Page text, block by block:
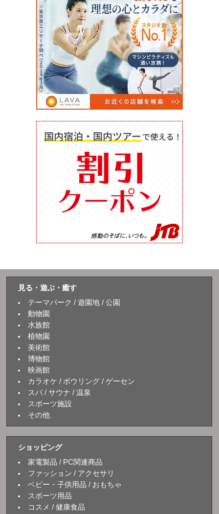
見る・遊ぶ・癒す
テーマパーク / 遊園地 / 公園
動物園
水族館
植物園
美術館
博物館
映画館
カラオケ / ボウリング / ゲーセン
スパ / サウナ / 温泉
スポーツ施設
その他
ショッピング
家電製品 / PC関連商品
ファッション / アクセサリ
ベビー・子供用品 / おもちゃ
スポーツ用品
コスメ / 健康食品